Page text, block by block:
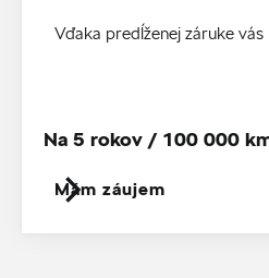
Vďaka predĺženej záruke vás
Mám záujem
Na 5 rokov / 100 000